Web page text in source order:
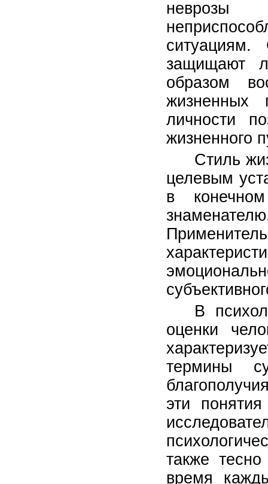
неврозы
ситуациям.
защищают
образом
жизненных
личности
жизненного
Стиль
целевым
в
В
оценки
термины
эти
также
время